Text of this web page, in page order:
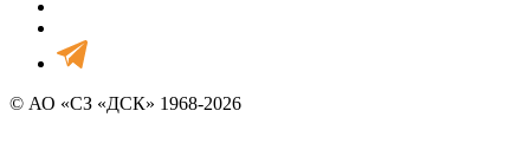
© АО «СЗ «ДСК» 1968-2026